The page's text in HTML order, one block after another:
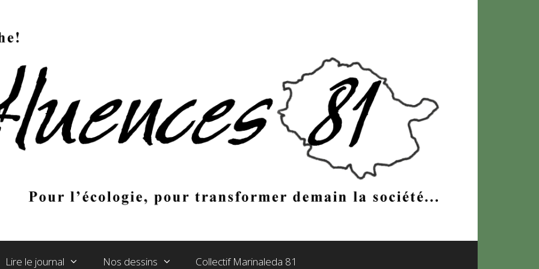
Lire le journal Nos dessins Collectif Marinaleda 81